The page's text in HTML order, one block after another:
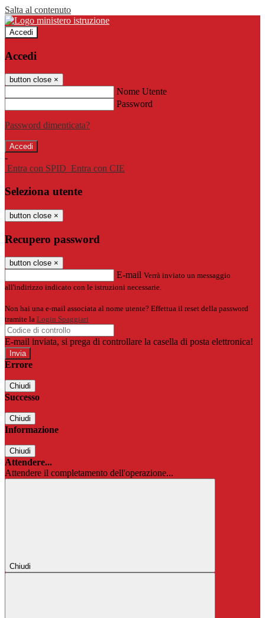
Salta al contenuto
Accedi
Accedi
button close ×
Nome Utente
Password
Password dimenticata?
-
Entra con SPID Entra con CIE
Seleziona utente
button close ×
Recupero password
button close ×
E-mail Verrà inviato un messaggio
all'indirizzo indicato con le istruzioni necessarie.
Non hai una e-mail associata al nome utente? Effettua il reset della password
tramite la Login Spaggiari
E-mail inviata, si prega di controllare la casella di posta elettronica!
Errore
Chiudi
Successo
Chiudi
Informazione
Chiudi
Attendere...
Attendere il completamento dell'operazione...
Chiudi